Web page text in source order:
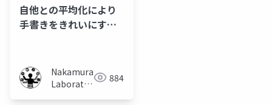
自他との平均化により
手書きをきれいにする
Nakamura
Laboratory
884